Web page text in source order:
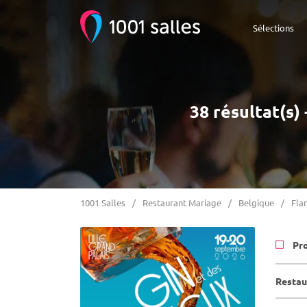
Sélections
38 résultat(s)
1001 Salles Restaurant Mariage Belgique